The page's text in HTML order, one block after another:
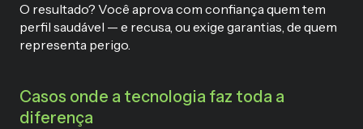
O resultado? Você aprova com confiança quem tem
perfil saudável — e recusa, ou exige garantias, de quem
representa perigo.
Casos onde a tecnologia faz toda a
diferença